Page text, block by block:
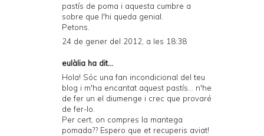
pastís de poma i aquesta cumbre a
sobre que l'hi queda genial.
Petons.
24 de gener del 2012, a les 18:38
eulàlia ha dit...
Hola! Sóc una fan incondicional del teu
blog i m'ha encantat aquest pastís... n'he
de fer un el diumenge i crec que provaré
de fer-lo.
Per cert, on compres la mantega
pomada?? Espero que et recuperis aviat!